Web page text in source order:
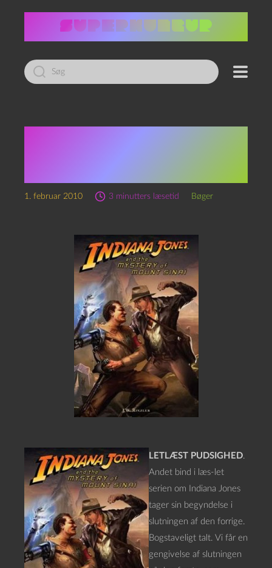
Led
efter:
1. februar 2010 3 minutters læsetid Bøger
LETLÆST PUDSIGHED.
Andet bind i læs-let
serien om Indiana Jones
tager sin begyndelse i
slutningen af den forrige.
Bogstaveligt talt. Vi får en
gengivelse af slutningen